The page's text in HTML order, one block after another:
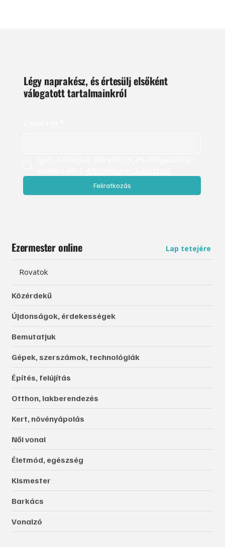
Légy naprakész, és értesülj elsőként
válogatott tartalmainkról
Feliratkozás
Ezermester online Lap tetejére
Rovatok
Közérdekű
Újdonságok, érdekességek
Bemutatjuk
Gépek, szerszámok, technológiák
Építés, felújítás
Otthon, lakberendezés
Kert, növényápolás
Női vonal
Életmód, egészség
Kismester
Barkács
Vonalzó